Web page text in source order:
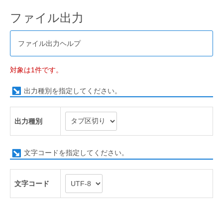
ファイル出力
ファイル出力ヘルプ
対象は1件です。
出力種別を指定してください。
出力種別
文字コードを指定してください。
文字コード